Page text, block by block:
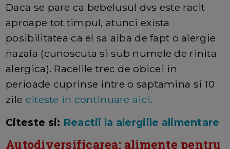
Daca se pare ca bebelusul dvs este racit
aproape tot timpul, atunci exista
posibilitatea ca el sa aiba de fapt o alergie
nazala (cunoscuta si sub numele de rinita
alergica). Racelile trec de obicei in
perioade cuprinse intre o saptamina si 10
zile citeste in continuare aici.
Citeste si: Reactii la alergiile alimentare
Autodiversificarea: alimente pentru